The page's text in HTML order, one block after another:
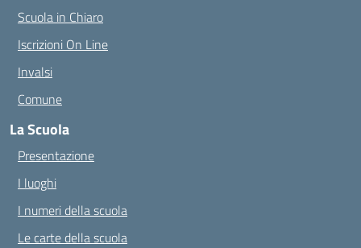
Scuola in Chiaro
Iscrizioni On Line
Invalsi
Comune
La Scuola
Presentazione
I luoghi
I numeri della scuola
Le carte della scuola